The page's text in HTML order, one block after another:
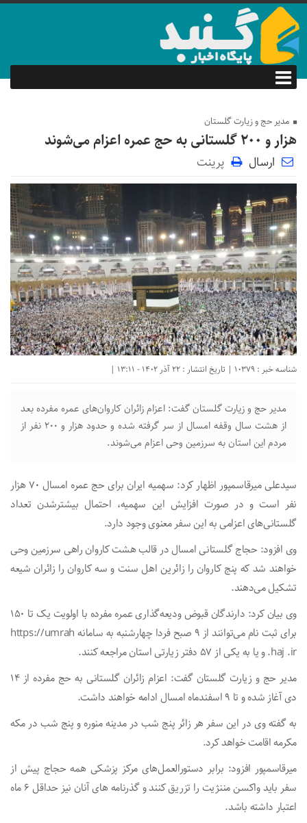
مدیر حج و زیارت گلستان
هزار و ۲۰۰ گلستانی به حج عمره اعزام می‌شوند
ارسال پرینت
شناسه خبر : 10379 | تاریخ انتشار : 22 آذر 1402 - 13:11 |
مدیر حج و زیارت گلستان گفت: اعزام زائران کاروان‌های عمره مفرده بعد
از هشت سال وقفه امسال از سر گرفته شده و حدود هزار و ۲۰۰ نفر از
مردم این استان به سرزمین وحی اعزام می‌شوند.
سیدعلی میرقاسمپور اظهار کرد: سهمیه ایران برای حج عمره امسال ۷۰ هزار
نفر است و در صورت افزایش این سهمیه، احتمال بیشترشدن تعداد
گلستانی‌های اعزامی به این سفر معنوی وجود دارد.
وی افزود: حجاج گلستانی امسال در قالب هشت کاروان راهی سرزمین وحی
خواهند شد که پنج کاروان را زائرین اهل سنت و سه کاروان را زائران شیعه
تشکیل می‌دهند.
وی بیان کرد: دارندگان قبوض ودیعه‌گذاری عمره مفرده با اولویت یک تا ۱۵۰
برای ثبت نام می‌توانند از ۹ صبح فردا چهارشنبه به سامانه https://umrah
.haj .ir و یا به یکی از ۵۷ دفتر زیارتی استان مراجعه کنند.
مدیر حج و زیارت گلستان گفت: اعزام زائران گلستانی به حج مفرده از ۱۴
دی آغاز شده و تا ۹ اسفندماه امسال ادامه خواهند داشت.
به گفته وی در این سفر هر زائر پنج شب در مدینه منوره و پنج شب در مکه
مکرمه اقامت خواهد کرد.
میرقاسمپور افزود: برابر دستورالعمل‌های مرکز پزشکی همه حجاج پیش از
سفر باید واکسن مننژیت را تزریق کنند و گذرنامه های آنان نیز حداقل ۶ ماه
اعتبار داشته باشد.